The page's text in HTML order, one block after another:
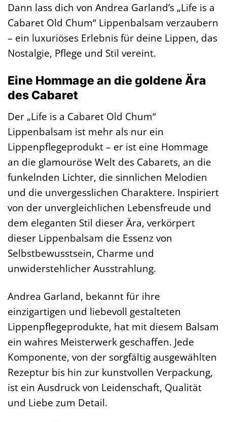
Dann lass dich von Andrea Garland’s „Life is a
Cabaret Old Chum“ Lippenbalsam verzaubern
– ein luxuriöses Erlebnis für deine Lippen, das
Nostalgie, Pflege und Stil vereint.
Eine Hommage an die goldene Ära
des Cabaret
Der „Life is a Cabaret Old Chum“
Lippenbalsam ist mehr als nur ein
Lippenpflegeprodukt – er ist eine Hommage
an die glamouröse Welt des Cabarets, an die
funkelnden Lichter, die sinnlichen Melodien
und die unvergesslichen Charaktere. Inspiriert
von der unvergleichlichen Lebensfreude und
dem eleganten Stil dieser Ära, verkörpert
dieser Lippenbalsam die Essenz von
Selbstbewusstsein, Charme und
unwiderstehlicher Ausstrahlung.
Andrea Garland, bekannt für ihre
einzigartigen und liebevoll gestalteten
Lippenpflegeprodukte, hat mit diesem Balsam
ein wahres Meisterwerk geschaffen. Jede
Komponente, von der sorgfältig ausgewählten
Rezeptur bis hin zur kunstvollen Verpackung,
ist ein Ausdruck von Leidenschaft, Qualität
und Liebe zum Detail.